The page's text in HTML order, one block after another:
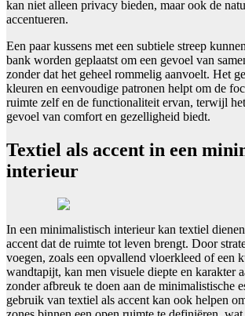
kan niet alleen privacy bieden, maar ook de
accentueren.
Een paar kussens met een subtiele streep
bank worden geplaatst om een gevoel van
zonder dat het geheel rommelig aanvoelt. Het
kleuren en eenvoudige patronen helpt om de
ruimte zelf en de functionaliteit ervan, terwijl
gevoel van comfort en gezelligheid biedt.
Textiel als accent in een
interieur
In een minimalistisch interieur kan textiel
accent dat de ruimte tot leven brengt. Door
voegen, zoals een opvallend vloerkleed of een
wandtapijt, kan men visuele diepte en karakter
zonder afbreuk te doen aan de minimalistische
gebruik van textiel als accent kan ook helpen